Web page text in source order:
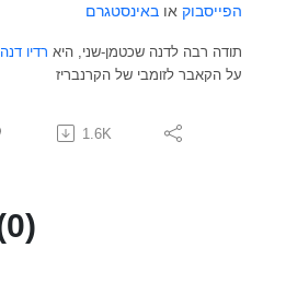
הפייסבוק או באינסטגרם
תודה רבה לדנה שכטמן-שני, היא רדיו דנה
על הקאבר לזומבי של הקרנבריז
1.6K